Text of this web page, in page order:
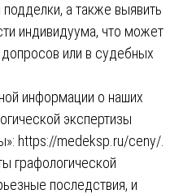
а также выявить
индивидуума, что может
или в судебных
информации о наших
экспертизы
https://medeksp.ru/ceny/
графологической
последствия, и